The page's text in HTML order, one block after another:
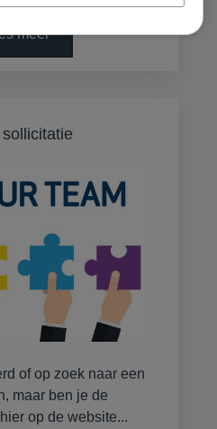
meer
of op zoek naar een
maar ben je de
op de website...